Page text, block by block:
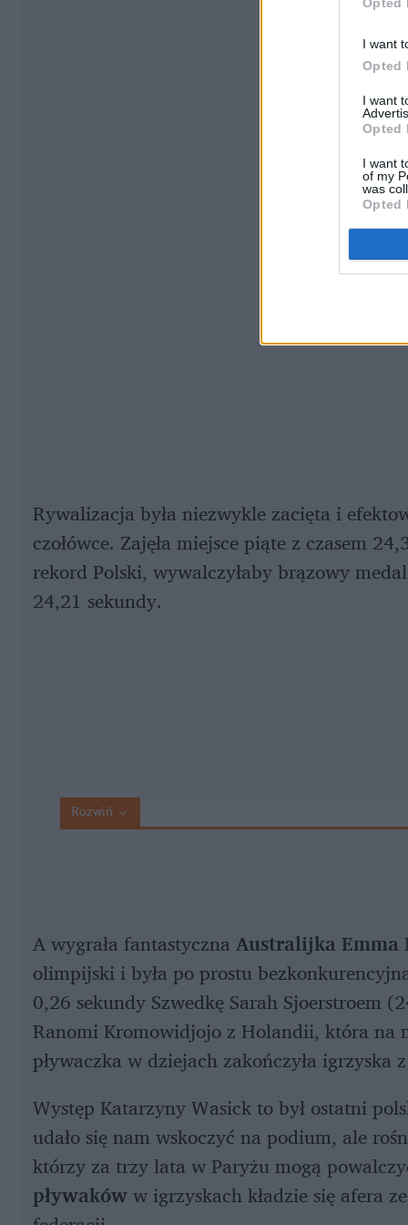
I want
Opted
I want
Opted
I want
of my
was
Opted
Rywalizacja była niezwykle zacięta i
czołówce. Zajęła miejsce piąte z czasem
rekord Polski, wywalczyłaby brązowy
24,21 sekundy.
Rozwiń
A wygrała fantastyczna Australijka Emma
olimpijski i była po prostu
0,26 sekundy Szwedkę Sarah Sjoerstroem
Ranomi Kromowidjojo z Holandii, która na
pływaczka w dziejach zakończyła igrzyska
Występ Katarzyny Wasick to był ostatni
udało się nam wskoczyć na podium, ale
którzy za trzy lata w Paryżu mogą
pływakóww igrzyskach kładzie się afera